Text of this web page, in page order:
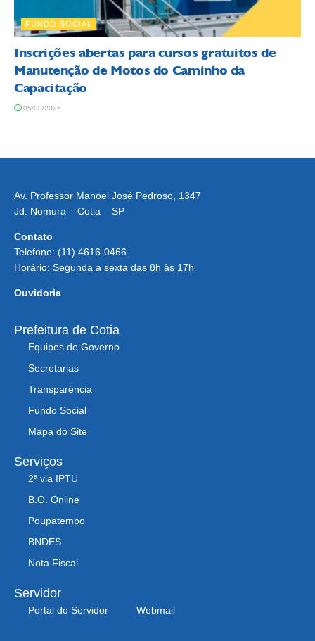
FUNDO SOCIAL
Inscrições abertas para cursos gratuitos de
Manutenção de Motos do Caminho da
Capacitação
05/08/2026
Av. Professor Manoel José Pedroso, 1347
Jd. Nomura – Cotia – SP
Contato
Telefone: (11) 4616-0466
Horário: Segunda a sexta das 8h às 17h
Ouvidoria
Prefeitura de Cotia
Equipes de Governo
Secretarias
Transparência
Fundo Social
Mapa do Site
Serviços
2ª via IPTU
B.O. Online
Poupatempo
BNDES
Nota Fiscal
Servidor
Portal do Servidor Webmail